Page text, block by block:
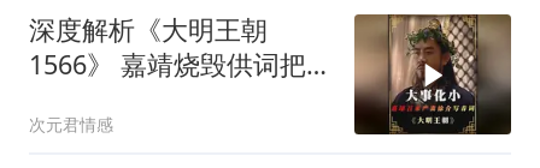
深度解析《大明王朝
1566》 嘉靖烧毁供词把浙
次元君情感